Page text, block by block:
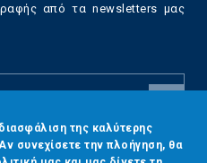
από τα newsletters μας
της καλύτερης
συνεχίσετε την πλοήγηση, θα